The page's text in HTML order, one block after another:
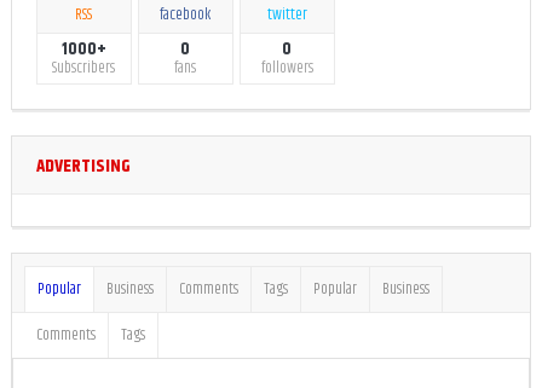
RSS
1000+
Subscribers
facebook
0
fans
twitter
0
followers
ADVERTISING
Popular Business Comments Tags Popular
Business
Comments
Tags